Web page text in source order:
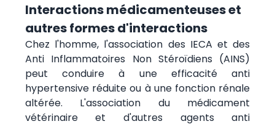
Interactions médicamenteuses et
autres formes d'interactions
Chez l'homme, l'association des IECA et des
Anti Inflammatoires Non Stéroïdiens (AINS)
peut conduire à une efficacité anti
hypertensive réduite ou à une fonction rénale
altérée. L'association du médicament
vétérinaire et d'autres agents anti